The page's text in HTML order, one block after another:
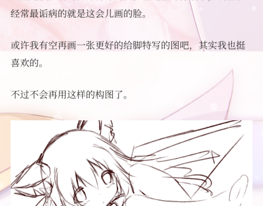
经常最诟病的就是这会儿画的脸。
或许我有空再画一张更好的给脚特写的图吧，其实我也挺
喜欢的。
不过不会再用这样的构图了。